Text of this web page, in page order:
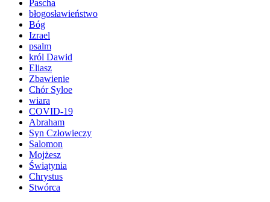
Pascha
błogosławieństwo
Bóg
Izrael
psalm
król Dawid
Eliasz
Zbawienie
Chór Syloe
wiara
COVID-19
Abraham
Syn Człowieczy
Salomon
Mojżesz
Świątynia
Chrystus
Stwórca